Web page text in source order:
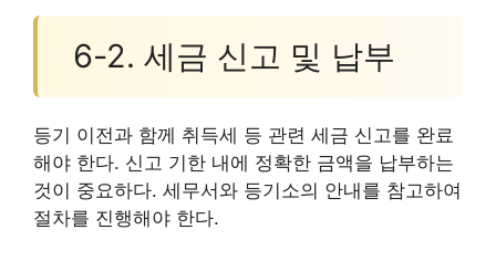
6-2. 세금 신고 및 납부
등기 이전과 함께 취득세 등 관련 세금 신고를 완료
해야 한다. 신고 기한 내에 정확한 금액을 납부하는
것이 중요하다. 세무서와 등기소의 안내를 참고하여
절차를 진행해야 한다.